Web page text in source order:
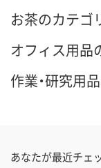
お茶のカテゴ
オフィス用品
作業・研究用
あなたが最近チェ